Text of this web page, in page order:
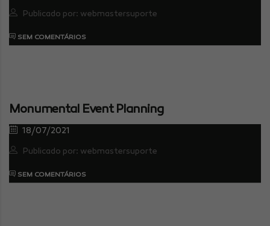
Publicado por: webmastersuporte
SEM COMENTÁRIOS
Monumental Event Planning
18/07/2021
Publicado por: webmastersuporte
SEM COMENTÁRIOS